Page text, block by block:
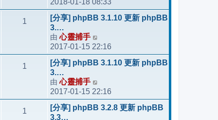
視
最
表
1
[分享] phpBB 3.1.10 更新 phpBB
3.…
由心靈捕手
視
最
表
2017-01-15 22:16
1
[分享] phpBB 3.1.10 更新 phpBB
3.…
由心靈捕手
視
最
2017-01-15 22:16
1
[分享] phpBB 3.2.8 更新 phpBB
3.3…